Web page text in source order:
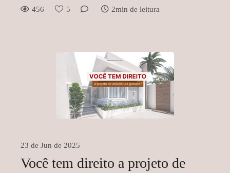
456 5 2min de leitura
23 de Jun de 2025
Você tem direito a projeto de